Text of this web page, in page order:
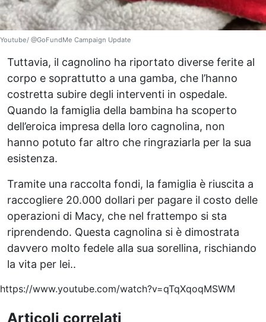
Youtube/ @GoFundMe Campaign Update
Tuttavia, il cagnolino ha riportato diverse ferite al
corpo e soprattutto a una gamba, che l’hanno
costretta subire degli interventi in ospedale.
Quando la famiglia della bambina ha scoperto
dell’eroica impresa della loro cagnolina, non
hanno potuto far altro che ringraziarla per la sua
esistenza.
Tramite una raccolta fondi, la famiglia è riuscita a
raccogliere 20.000 dollari per pagare il costo delle
operazioni di Macy, che nel frattempo si sta
riprendendo. Questa cagnolina si è dimostrata
davvero molto fedele alla sua sorellina, rischiando
la vita per lei..
https://www.youtube.com/watch?v=qTqXqoqMSWM
Articoli correlati